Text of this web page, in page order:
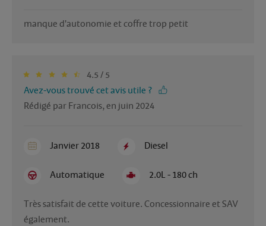
manque d'autonomie et coffre trop petit
4.5 / 5
Avez-vous trouvé cet avis utile ?
Rédigé par Francois, en juin 2024
Janvier 2018 Diesel
Automatique 2.0L - 180 ch
Très satisfait de cette voiture. Concessionnaire et SAV
également.